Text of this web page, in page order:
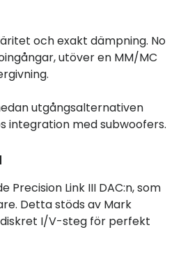
och exakt dämpning. No
utöver en MM/MC
utgångsalternativen
integration med subwoofers.
Link III DAC:n, som
Detta stöds av Mark
I/V-steg för perfekt